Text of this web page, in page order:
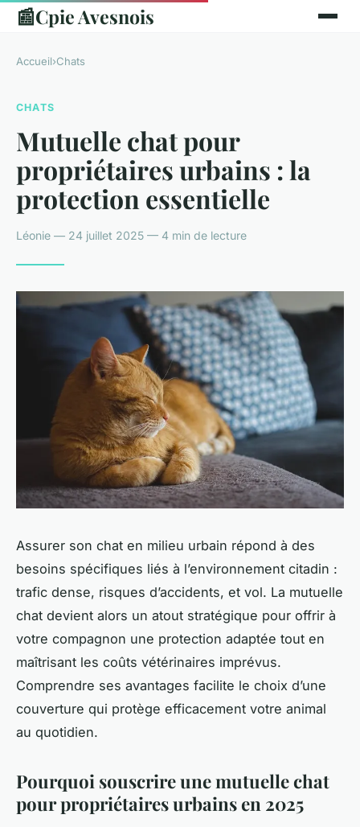
📰Cpie Avesnois
Accueil›Chats
CHATS
Mutuelle chat pour
propriétaires urbains : la
protection essentielle
Léonie — 24 juillet 2025 — 4 min de lecture
Assurer son chat en milieu urbain répond à des
besoins spécifiques liés à l’environnement citadin :
trafic dense, risques d’accidents, et vol. La mutuelle
chat devient alors un atout stratégique pour offrir à
votre compagnon une protection adaptée tout en
maîtrisant les coûts vétérinaires imprévus.
Comprendre ses avantages facilite le choix d’une
couverture qui protège efficacement votre animal
au quotidien.
Pourquoi souscrire une mutuelle chat
pour propriétaires urbains en 2025